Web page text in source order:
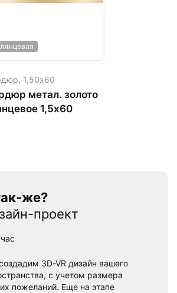
1,50х60
метал. золото
1,5х60
же?
проект
3D-VR дизайн вашего
с учетом размера
пожеланий. Еще на этапе